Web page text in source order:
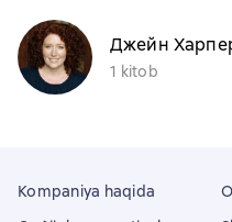
Джейн
1 kitob
Kompaniya haqida